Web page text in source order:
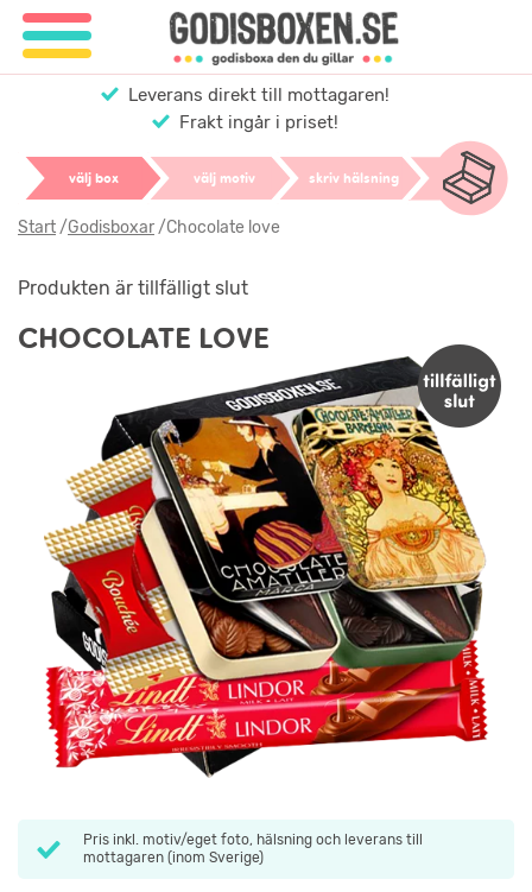
Leverans direkt till mottagaren!
Frakt ingår i priset!
välj box välj motiv skriv hälsning
Start/Godisboxar/Chocolate love
CHOCOLATE LOVE
Pris inkl. motiv/eget foto, hälsning och leverans till
mottagaren (inom Sverige)
Produkten är tillfälligt slut